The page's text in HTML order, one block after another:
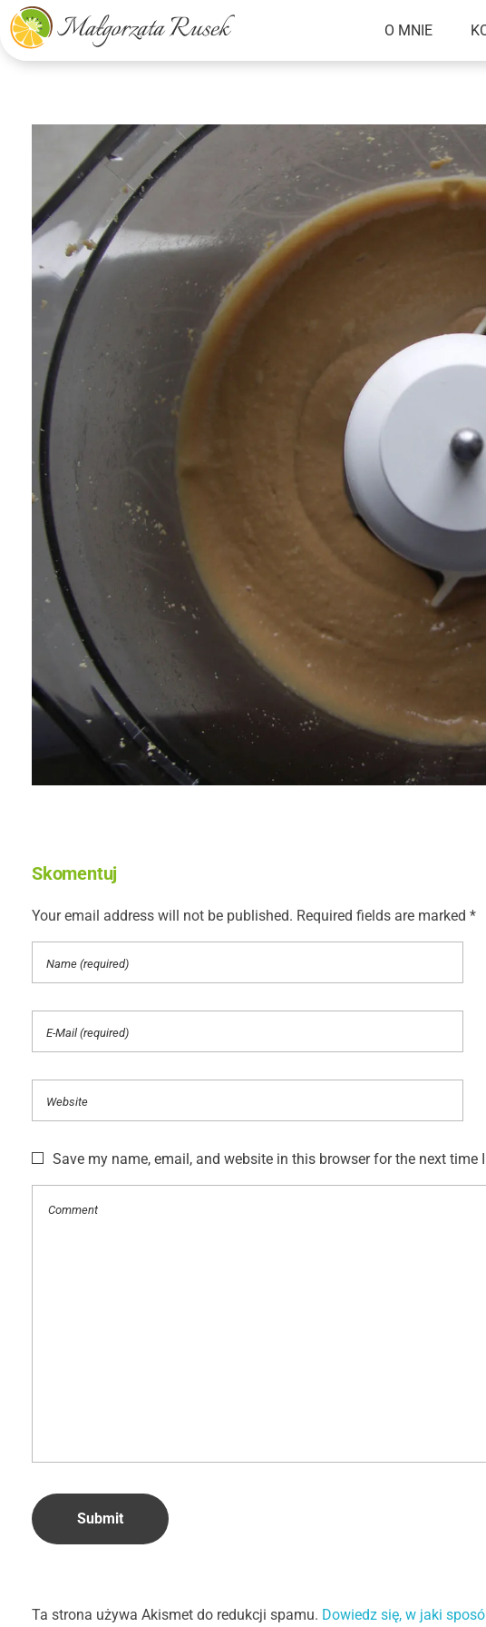
Małgorzata Rusek - dietetyk z pasją
Dietetyka kliniczna & Psychodietetyka
O MNIE
Skomentuj
Your email address will not be published. Required fields are marked *
Save my name, email, and website in this browser for the next time
Ta strona używa Akismet do redukcji spamu. Dowiedz się, w jaki